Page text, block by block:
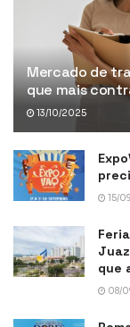
Mercado de
que mais
13/10/2025
15/
que
08/